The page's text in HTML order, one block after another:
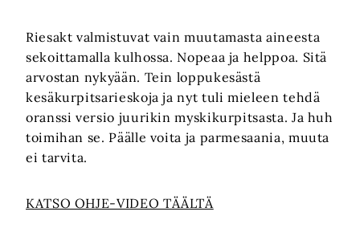
Riesakt valmistuvat vain muutamasta aineesta
sekoittamalla kulhossa. Nopeaa ja helppoa. Sitä
arvostan nykyään. Tein loppukesästä
kesäkurpitsarieskoja ja nyt tuli mieleen tehdä
oranssi versio juurikin myskikurpitsasta. Ja huh
toimihan se. Päälle voita ja parmesaania, muuta
ei tarvita.
KATSO OHJE-VIDEO TÄÄLTÄ